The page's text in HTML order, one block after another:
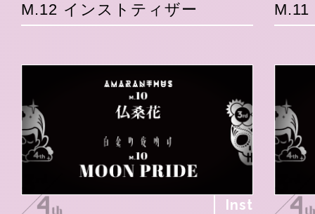
M.12 インストティザー
Inst